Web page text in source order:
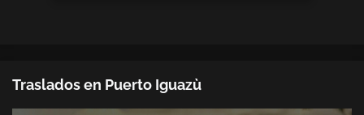
Traslados en Puerto Iguazù